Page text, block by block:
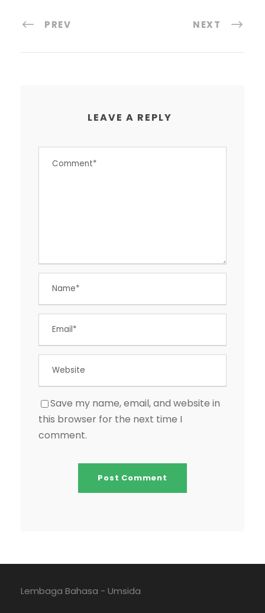
PREV NEXT
LEAVE A REPLY
Save my name, email, and website in
this browser for the next time I
comment.
Lembaga Bahasa - Umsida